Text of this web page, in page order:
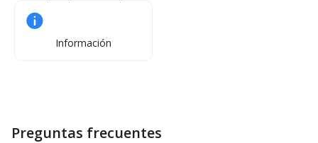
Información
Preguntas frecuentes